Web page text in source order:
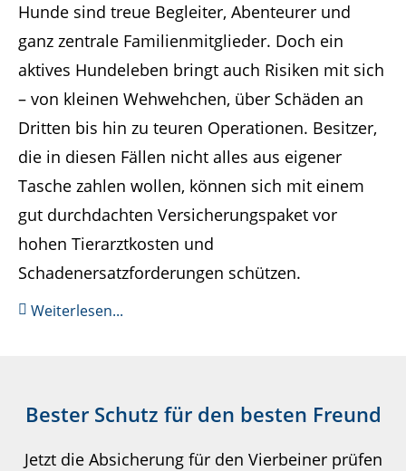
Hunde sind treue Begleiter, Abenteurer und
ganz zentrale Familienmitglieder. Doch ein
aktives Hundeleben bringt auch Risiken mit sich
– von kleinen Wehwehchen, über Schäden an
Dritten bis hin zu teuren Operationen. Besitzer,
die in diesen Fällen nicht alles aus eigener
Tasche zahlen wollen, können sich mit einem
gut durchdachten Versicherungspaket vor
hohen Tierarztkosten und
Schadenersatzforderungen schützen.
Weiterlesen...
Bester Schutz für den besten Freund
Jetzt die Absicherung für den Vierbeiner prüfen